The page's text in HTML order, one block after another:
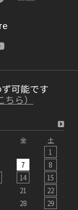
無くした話
ナー様に聞
改装術！」
可能です
ら）
金
土
1
7
8
14
15
21
22
28 29